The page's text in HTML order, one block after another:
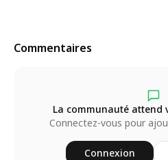
Commentaires
La communauté attend
Connectez-vous pour
Connexion